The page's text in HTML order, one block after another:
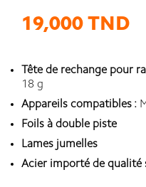
19,000 TND
Tête de rechange pour
18 g
Appareils compatibles :
Foils à double piste
Lames jumelles
Acier importé de qualité